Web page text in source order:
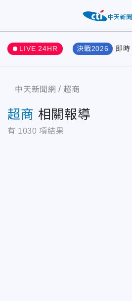
LIVE 24HR 決戰2026 即時
中天新聞網 超商
超商 相關報導
有 1030 項結果